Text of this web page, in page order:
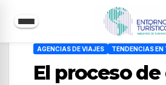
contenido
AGENCIAS DE VIAJES TENDENCIAS EN
El proceso